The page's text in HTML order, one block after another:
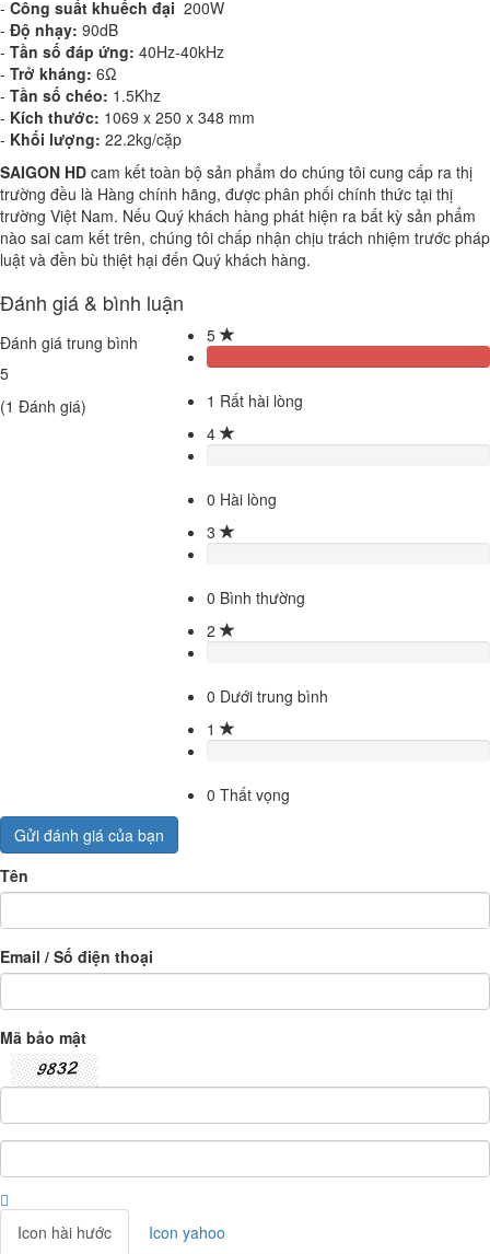
- Công suất khuếch đại 200W
- Độ nhạy: 90dB
- Tần số đáp ứng: 40Hz-40kHz
- Trở kháng: 6Ω
- Tần số chéo: 1.5Khz
- Kích thước: 1069 x 250 x 348 mm
- Khối lượng: 22.2kg/cặp
SAIGON HD cam kết toàn bộ sản phẩm do chúng tôi cung cấp ra thị
trường đều là Hàng chính hãng, được phân phối chính thức tại thị
trường Việt Nam. Nếu Quý khách hàng phát hiện ra bất kỳ sản phẩm
nào sai cam kết trên, chúng tôi chấp nhận chịu trách nhiệm trước pháp
luật và đền bù thiệt hại đến Quý khách hàng.
Đánh giá & bình luận
Đánh giá trung bình
5
(1 Đánh giá)
5
1 Rất hài lòng
4
0 Hài lòng
3
0 Bình thường
2
0 Dưới trung bình
1
0 Thất vọng
Gửi đánh giá của bạn
Tên
Email / Số điện thoại
Mã bảo mật
Icon hài hước Icon yahoo